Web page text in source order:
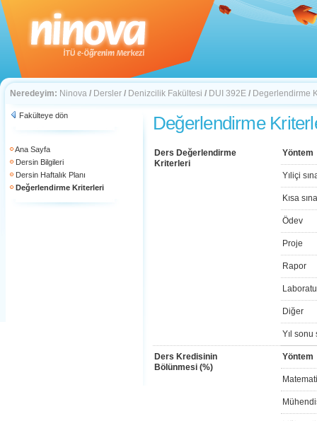
Neredeyim: Ninova / Dersler / Denizcilik Fakültesi / DUI 392E / Degerlendirme
Fakülteye dön
Ana Sayfa
Dersin Bilgileri
Dersin Haftalık Planı
Değerlendirme Kriterleri
Değerlendirme
Ders Değerlendirme
Kriterleri
Yöntem
Yıliçi
Kısa
Ödev
Proje
Rapor
Diğer
Yıl sonu
Ders Kredisinin
Bölünmesi (%)
Yöntem